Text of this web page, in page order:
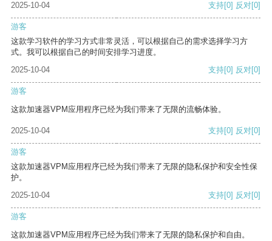
2025-10-04 支持[0] 反对[0]
游客
这款学习软件的学习方式非常灵活，可以根据自己的需求选择学习方
式。我可以根据自己的时间安排学习进度。
2025-10-04
支持[0] 反对[0]
游客
这款加速器VPM应用程序已经为我们带来了无限的流畅体验。
2025-10-04 支持[0] 反对[0]
游客
这款加速器VPM应用程序已经为我们带来了无限的隐私保护和安全性保
护。
2025-10-04
支持[0] 反对[0]
游客
这款加速器VPM应用程序已经为我们带来了无限的隐私保护和自由。